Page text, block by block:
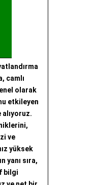
camlı
olarak
etkileyen
ve
yüksek
yanı sıra,
bilgi